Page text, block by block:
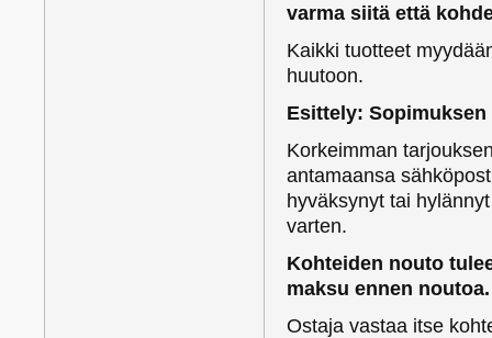
varma siitä että
Kaikki tuotteet
huutoon.
Esittely: Sopimuksen
Korkeimman
antamaansa
hyväksynyt tai
varten.
Kohteiden nouto
maksu ennen noutoa.
Ostaja vastaa itse